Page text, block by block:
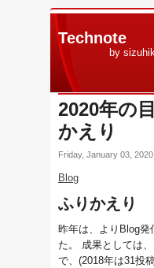
Technote
by
2020年の
かえり
Friday, January 03,
Blog
ふりかえり
昨年は、よりBlog発
た。 成果としては
で、(2018年は31投